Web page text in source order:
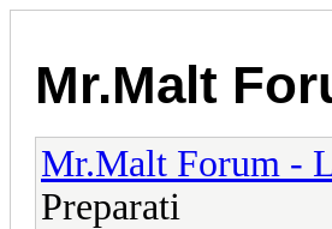
Mr.Malt
Mr.Malt Forum -
Preparati